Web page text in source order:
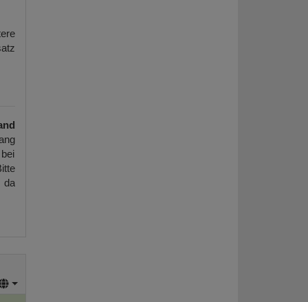
da